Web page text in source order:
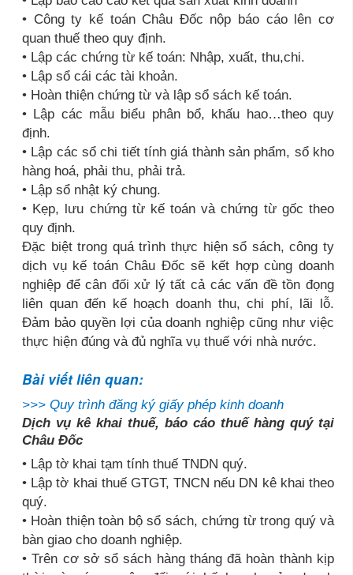
• Công ty kế toán Châu Đốc nộp báo cáo lên cơ
quan thuế theo quy định.
• Lập các chứng từ kế toán: Nhập, xuất, thu,chi.
• Lập sổ cái các tài khoản.
• Hoàn thiện chứng từ và lập sổ sách kế toán.
• Lập các mẫu biểu phân bổ, khấu hao…theo quy
định.
• Lập các sổ chi tiết tính giá thành sản phẩm, sổ kho
hàng hoá, phải thu, phải trả.
• Lập sổ nhật ký chung.
• Kẹp, lưu chứng từ kế toán và chứng từ gốc theo
quy định.
Đặc biệt trong quá trình thực hiện sổ sách, công ty
dịch vụ kế toán Châu Đốc sẽ kết hợp cùng doanh
nghiệp để cân đối xử lý tất cả các vấn đề tồn đọng
liên quan đến kế hoạch doanh thu, chi phí, lãi lỗ.
Đảm bảo quyền lợi của doanh nghiệp cũng như việc
thực hiện đúng và đủ nghĩa vụ thuế với nhà nước.
Bài viết liên quan:
>>> Quy trình đăng ký giấy phép kinh doanh
Dịch vụ kê khai thuế, báo cáo thuế hàng quý tại
Châu Đốc
• Lập tờ khai tạm tính thuế TNDN quý.
• Lập tờ khai thuế GTGT, TNCN nếu DN kê khai theo
quý.
• Hoàn thiện toàn bộ sổ sách, chứng từ trong quý và
bàn giao cho doanh nghiệp.
• Trên cơ sở sổ sách hàng tháng đã hoàn thành kịp